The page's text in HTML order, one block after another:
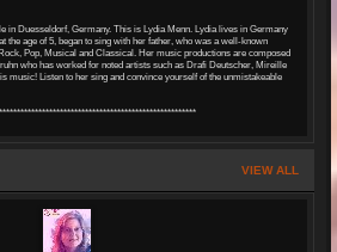
in Duesseldorf, Germany. This is Lydia Menn. Lydia lives in Germany
the age of 5, began to sing with her father, who was a well-known
Pop, Musical and Classical. Her music productions are composed
who has worked for noted artists such as Drafi Deutscher, Mireille
music! Listen to her sing and convince yourself of the unmistakeable
VIEW ALL